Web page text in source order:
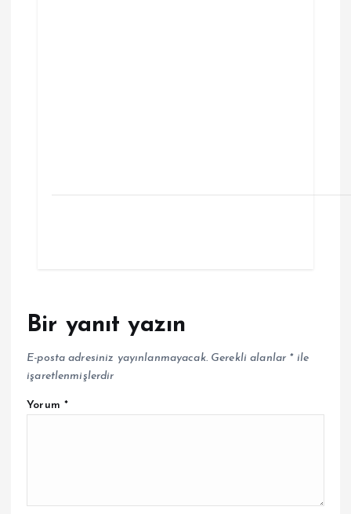
Bir yanıt yazın
E-posta adresiniz yayınlanmayacak. Gerekli alanlar *ile
işaretlenmişlerdir
Yorum *